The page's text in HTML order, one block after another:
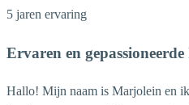
5 jaren ervaring
Ervaren en
Hallo! Mijn naam is Marjolein en ik